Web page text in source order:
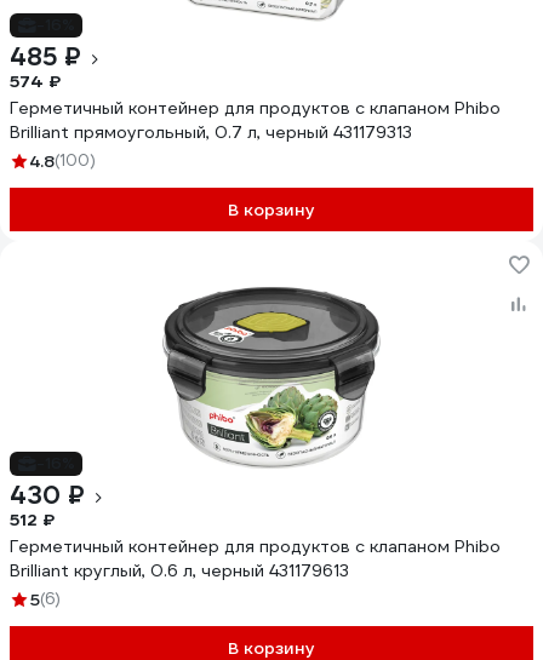
485 ₽
574 ₽
Герметичный контейнер для продуктов с клапаном Phibo
Brilliant прямоугольный, 0.7 л, черный 431179313
4.8(100)
В корзину
430 ₽
512 ₽
Герметичный контейнер для продуктов с клапаном Phibo
Brilliant круглый, 0.6 л, черный 431179613
5(6)
В корзину